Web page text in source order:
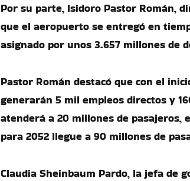
Por su parte, Isidoro Pastor Román,
que el aeropuerto se entregó en
asignado por unos 3.657 millones de
Pastor Román destacó que con el
generarán 5 mil empleos directos y
atenderá a 20 millones de pasajeros,
para 2052 llegue a 90 millones de
Claudia Sheinbaum Pardo, la jefa de